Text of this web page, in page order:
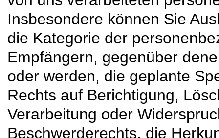
Insbesondere können Sie
die Kategorie der
Empfängern, gegenüber
oder werden, die geplante
Rechts auf Berichtigung,
Verarbeitung oder
Beschwerderechts, die